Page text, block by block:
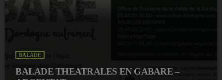
BALADE
BALADE THEATRALES EN GABARE –